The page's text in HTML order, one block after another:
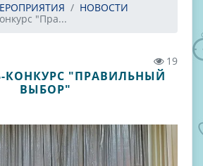
НОВОСТИ
"Пра...
19
КОНКУРС "ПРАВИЛЬНЫЙ
ВЫБОР"